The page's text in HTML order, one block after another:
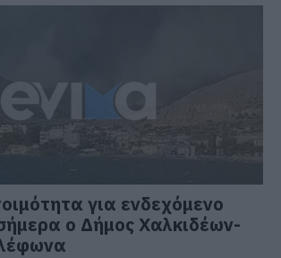
για ενδεχόμενο
ο Δήμος Χαλκιδέων-